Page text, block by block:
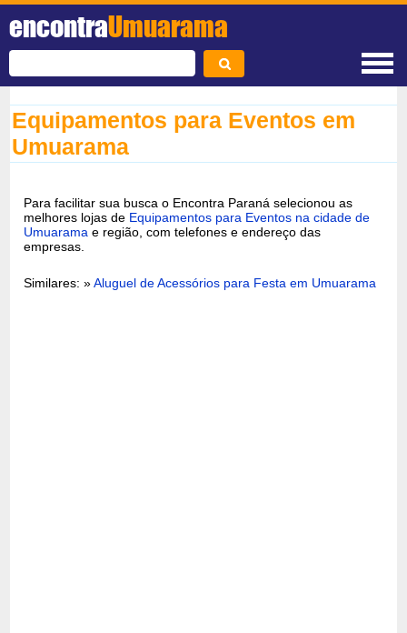
encontraUmuarama
Equipamentos para Eventos em
Umuarama
Para facilitar sua busca o Encontra Paraná selecionou as
melhores lojas de Equipamentos para Eventos na cidade de
Umuarama e região, com telefones e endereço das
empresas.
Similares: »Aluguel de Acessórios para Festa em Umuarama